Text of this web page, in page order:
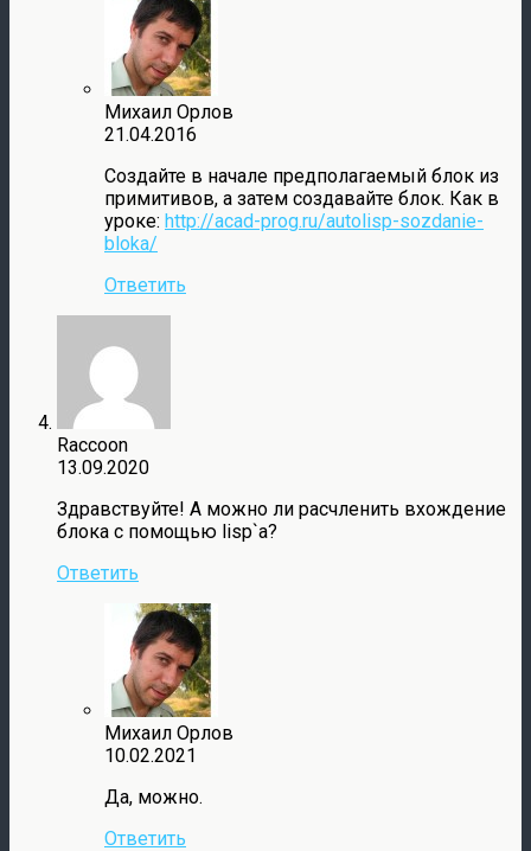
Михаил Орлов
21.04.2016
Создайте в начале предполагаемый блок из
примитивов, а затем создавайте блок. Как в
уроке: http://acad-prog.ru/autolisp-sozdanie-
bloka/
Ответить
Raccoon
13.09.2020
Здравствуйте! А можно ли расчленить вхождение
блока с помощью lisp`а?
Ответить
Михаил Орлов
10.02.2021
Да, можно.
Ответить